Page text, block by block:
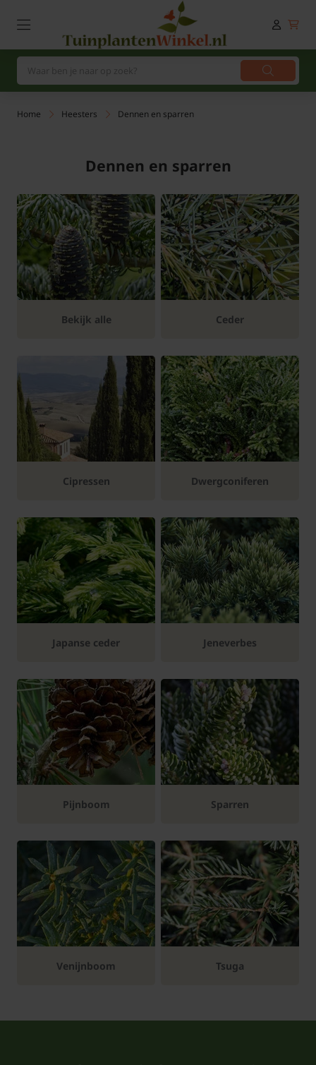
Home Heesters Dennen en sparren
Dennen en sparren
Bekijk alle Ceder
Cipressen Dwergconiferen
Japanse ceder Jeneverbes
Pijnboom Sparren
Venijnboom Tsuga